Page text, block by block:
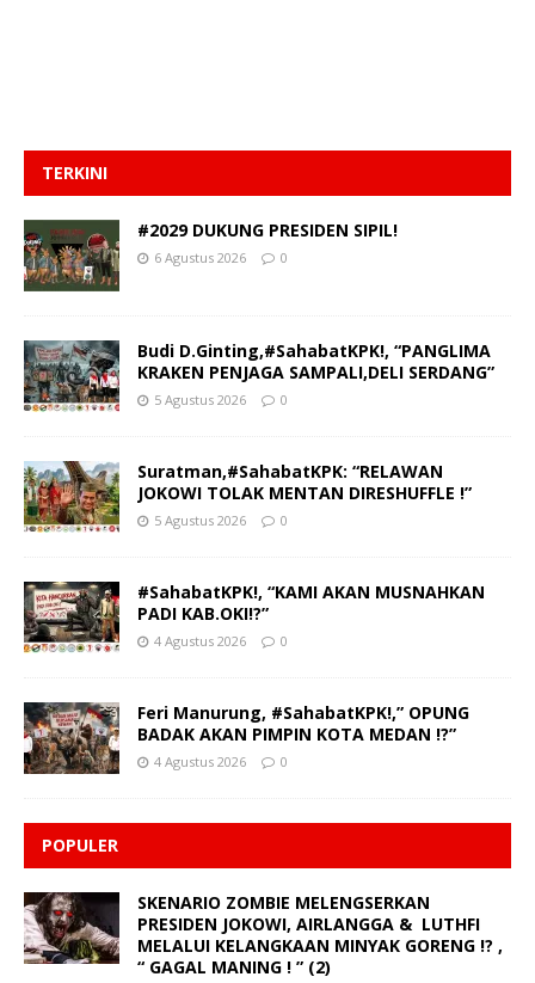
TERKINI
#2029 DUKUNG PRESIDEN SIPIL!
6 Agustus 2026 0
Budi D.Ginting,#SahabatKPK!, “PANGLIMA
KRAKEN PENJAGA SAMPALI,DELI SERDANG”
5 Agustus 2026 0
Suratman,#SahabatKPK: “RELAWAN
JOKOWI TOLAK MENTAN DIRESHUFFLE !”
5 Agustus 2026 0
#SahabatKPK!, “KAMI AKAN MUSNAHKAN
PADI KAB.OKI!?”
4 Agustus 2026 0
Feri Manurung, #SahabatKPK!,” OPUNG
BADAK AKAN PIMPIN KOTA MEDAN !?”
4 Agustus 2026 0
POPULER
SKENARIO ZOMBIE MELENGSERKAN
PRESIDEN JOKOWI, AIRLANGGA & LUTHFI
MELALUI KELANGKAAN MINYAK GORENG !? ,
“ GAGAL MANING ! ” (2)